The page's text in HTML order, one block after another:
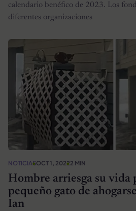
calendario benéfico de 2023. Los
diferentes organizaciones
NOTICIASOCT 1, 20222 MIN
Hombre arriesga su vida
pequeño gato de
Ian